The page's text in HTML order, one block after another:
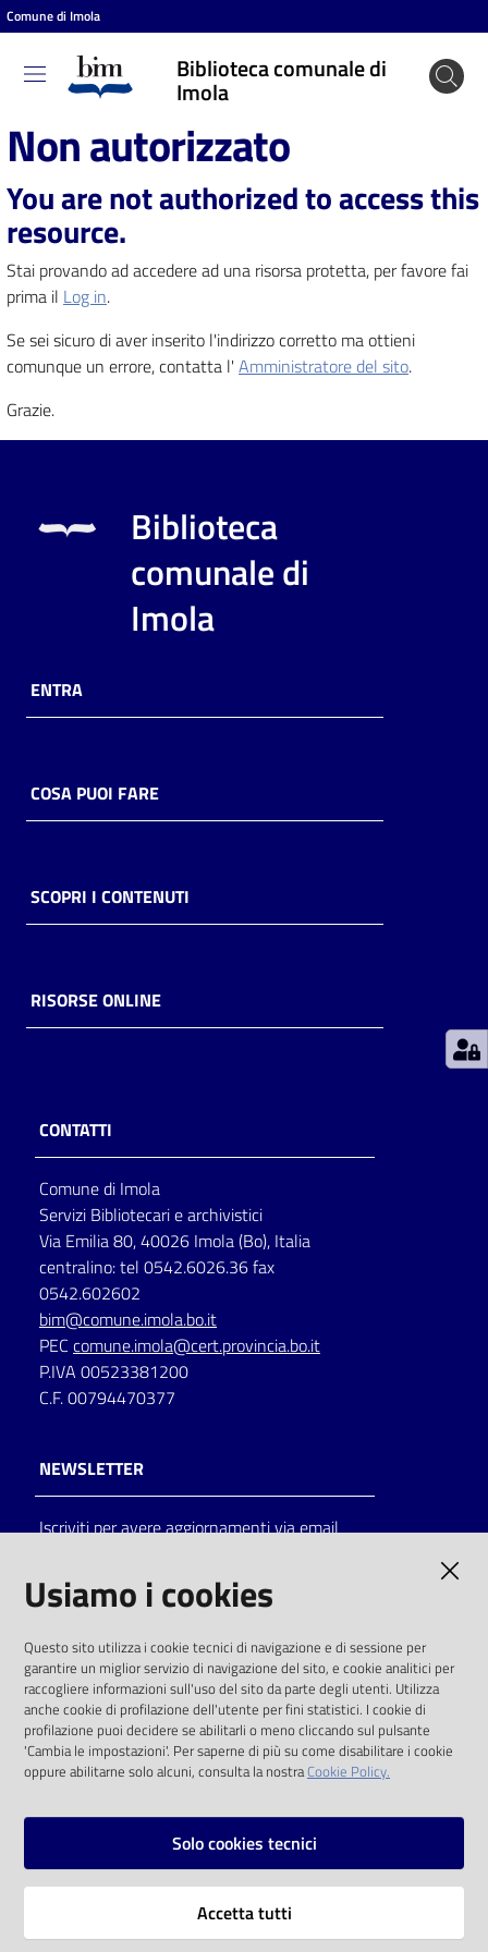
Vai al contenuto
Vai alla navigazione
Vai al footer
Comune di Imola
Biblioteca comunale di
Imola
Biblioteca
comunale
di Imola
Entra
Cosa
puoi
fare
contenuti
Casa
Piani
Archivio
storico
Patto
Seguici
su
Catalogo
on line
Eventi
Chiedi al
bibliotecario
Avvisi
Orari
Non autorizzato
You are not authorized to access this
resource.
Stai provando ad accedere ad una risorsa protetta, per favore fai
prima il Log in.
Se sei sicuro di aver inserito l'indirizzo corretto ma ottieni
comunque un errore, contatta l' Amministratore del sito.
Grazie.
Biblioteca
comunale di
Imola
ENTRA
COSA PUOI FARE
SCOPRI I CONTENUTI
RISORSE ONLINE
CONTATTI
Comune di Imola
Servizi Bibliotecari e archivistici
Via Emilia 80, 40026 Imola (Bo), Italia
centralino: tel 0542.6026.36 fax
0542.602602
bim@comune.imola.bo.it
PEC comune.imola@cert.provincia.bo.it
P.IVA 00523381200
C.F. 00794470377
NEWSLETTER
Iscriviti per avere aggiornamenti via email
solo alle condizioni previste dalla direttiva
comunitaria 2003/98/CE e dal d.lgs. 36/2006
SOCIAL
Instagram
Vai alla pagina
Usiamo i cookies
Questo sito utilizza i cookie tecnici di navigazione e di sessione per
garantire un miglior servizio di navigazione del sito, e cookie analitici per
raccogliere informazioni sull'uso del sito da parte degli utenti. Utilizza
anche cookie di profilazione dell'utente per fini statistici. I cookie di
profilazione puoi decidere se abilitarli o meno cliccando sul pulsante
'Cambia le impostazioni'. Per saperne di più su come disabilitare i cookie
oppure abilitarne solo alcuni, consulta la nostraCookie Policy.
Solo cookies tecnici
Accetta tutti